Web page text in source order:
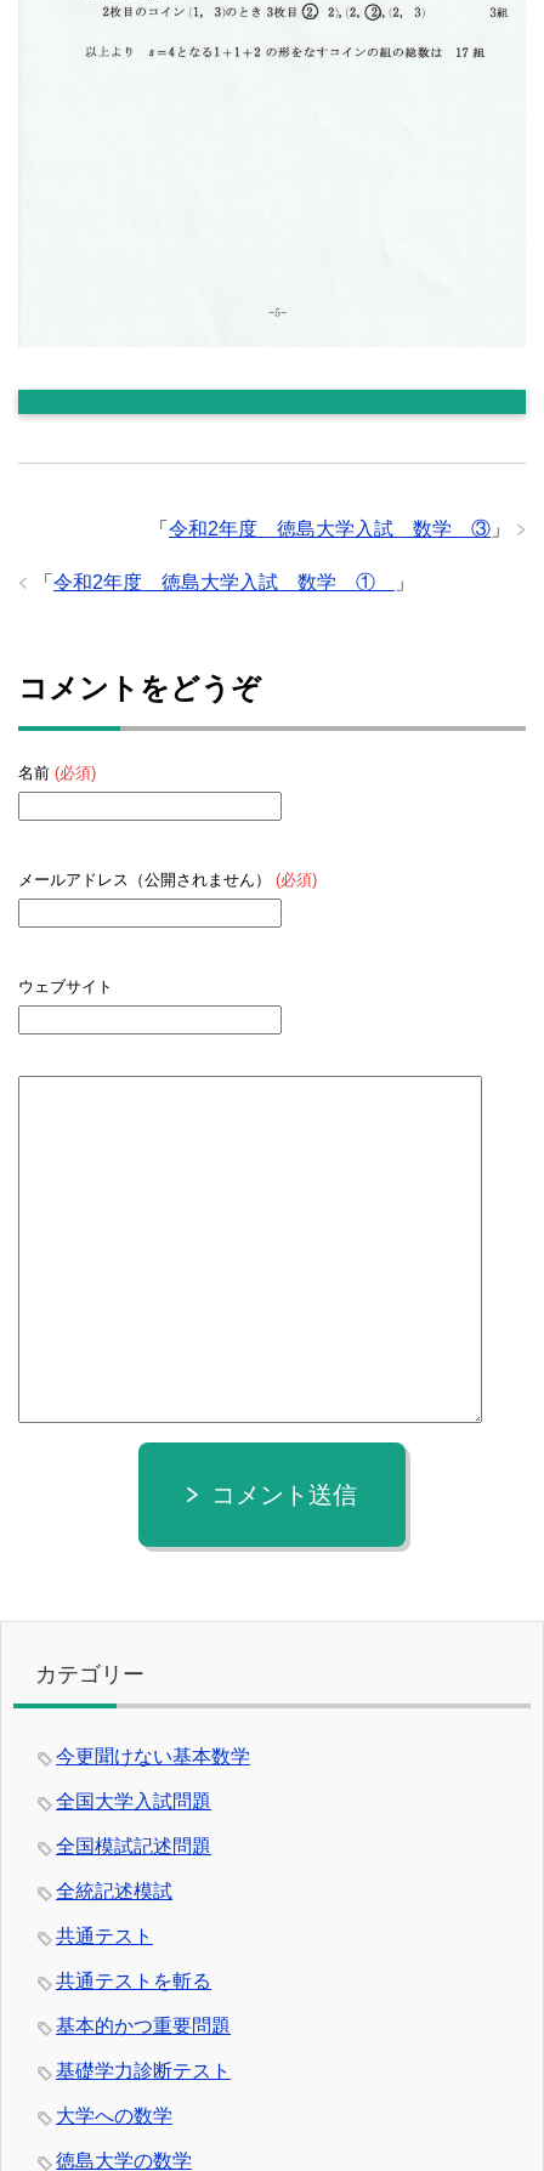
「 令和2年度 徳島大学入試 数学 ③ 」
「 令和2年度 徳島大学入試 数学 ① 」
コメントをどうぞ
名前 (必須)
メールアドレス（公開されません） (必須)
ウェブサイト
コメント送信
カテゴリー
今更聞けない基本数学
全国大学入試問題
全国模試記述問題
全統記述模試
共通テスト
共通テストを斬る
基本的かつ重要問題
基礎学力診断テスト
大学への数学
徳島大学の数学